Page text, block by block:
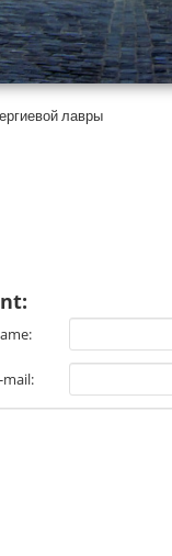
лавры
mail: